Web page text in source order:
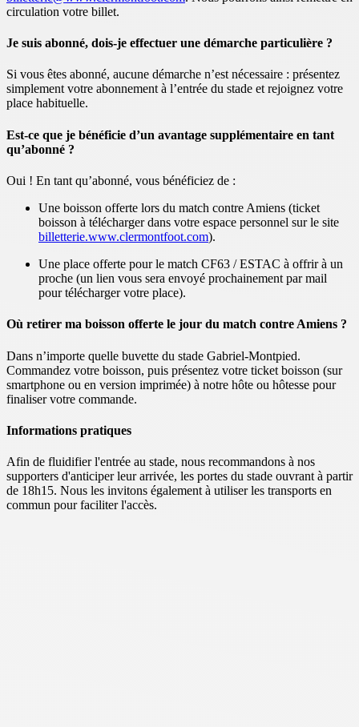
circulation votre billet.
Je suis abonné, dois-je effectuer une démarche particulière ?
Si vous êtes abonné, aucune démarche n’est nécessaire : présentez
simplement votre abonnement à l’entrée du stade et rejoignez votre
place habituelle.
Est-ce que je bénéficie d’un avantage supplémentaire en tant
qu’abonné ?
Oui ! En tant qu’abonné, vous bénéficiez de :
Une boisson offerte lors du match contre Amiens (ticket
boisson à télécharger dans votre espace personnel sur le site
billetterie.www.clermontfoot.com).
Une place offerte pour le match CF63 / ESTAC à offrir à un
proche (un lien vous sera envoyé prochainement par mail
pour télécharger votre place).
Où retirer ma boisson offerte le jour du match contre Amiens ?
Dans n’importe quelle buvette du stade Gabriel-Montpied.
Commandez votre boisson, puis présentez votre ticket boisson (sur
smartphone ou en version imprimée) à notre hôte ou hôtesse pour
finaliser votre commande.
Informations pratiques
Afin de fluidifier l'entrée au stade, nous recommandons à nos
supporters d'anticiper leur arrivée, les portes du stade ouvrant à partir
de 18h15. Nous les invitons également à utiliser les transports en
commun pour faciliter l'accès.